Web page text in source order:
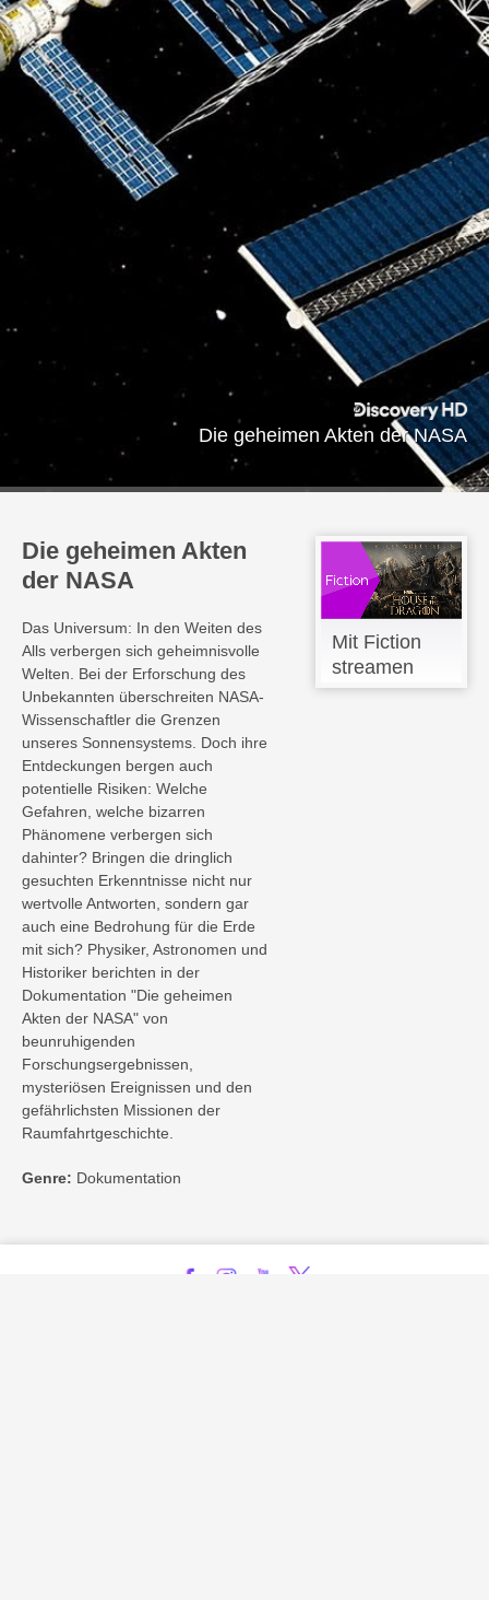
Die geheimen Akten der NASA
Die geheimen Akten
der NASA
Das Universum: In den Weiten des
Alls verbergen sich geheimnisvolle
Welten. Bei der Erforschung des
Unbekannten überschreiten NASA-
Wissenschaftler die Grenzen
unseres Sonnensystems. Doch ihre
Entdeckungen bergen auch
potentielle Risiken: Welche
Gefahren, welche bizarren
Phänomene verbergen sich
dahinter? Bringen die dringlich
gesuchten Erkenntnisse nicht nur
wertvolle Antworten, sondern gar
auch eine Bedrohung für die Erde
mit sich? Physiker, Astronomen und
Historiker berichten in der
Dokumentation "Die geheimen
Akten der NASA" von
beunruhigenden
Forschungsergebnissen,
mysteriösen Ereignissen und den
gefährlichsten Missionen der
Raumfahrtgeschichte.
Genre: Dokumentation
Mit Fiction
streamen